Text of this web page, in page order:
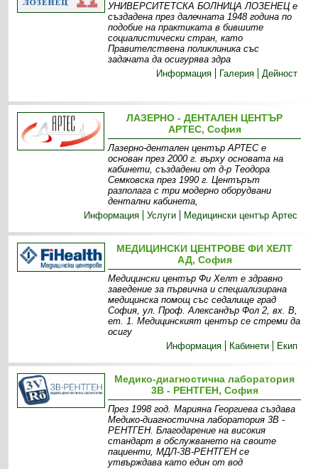
УНИВЕРСИТЕТСКА БОЛНИЦА ЛОЗЕНЕЦ е
създадена през далечната 1948 година по
подобие на практиката в бившите
социалистически стран, като
Правителствена поликлиника със
задачата да осигурява здра
Информация
Галерия Дейност
ЛАЗЕРНО - ДЕНТАЛЕН ЦЕНТЪР
АРТЕС, София
Лазерно-дентален център АРТЕС е
основан през 2000 г. върху основата на
кабинети, създадени от д-р Теодора
Семковска през 1990 г. Центърът
разполага с три модерно оборудвани
дентални кабинета,
Информация
Услуги Медицински център Артес
МЕДИЦИНСКИ ЦЕНТРОВЕ ФИ ХЕЛТ
АД, София
Медицински център Фи Хелт е здравно
заведение за първична и специализирана
медицинска помощ със седалище град
София, ул. Проф. Александър Фол 2, вх. В,
ет. 1. Медицинският център се стреми да
осигу
Информация
Кабинети Екип
Медико-диагностична лаборатория
3В - РЕНТГЕН, София
През 1998 год. Марияна Георгиева създава
Медико-диагностична лаборатория 3В -
РЕНТГЕН. Благодарение на високия
стандарт в обслужването на своите
пациенти, МДЛ-3В-РЕНТГЕН се
утвърждава като един от вод